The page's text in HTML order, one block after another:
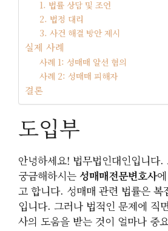
1. 법률 상담 및 조언
2. 법정 대리
3. 사건 해결 방안 제시
실제 사례
사례 1: 성매매 알선 혐의
사례 2: 성매매 피해자
결론
도입부
안녕하세요! 법무법인대인입니다.
궁금해하시는 성매매전문변호사
고 합니다. 성매매 관련 법률은 복
입니다. 그러나 법적인 문제에 직
사의 도움을 받는 것이 얼마나 중